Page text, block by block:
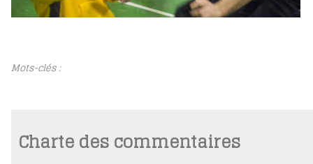
Mots-clés :
Charte des commentaires